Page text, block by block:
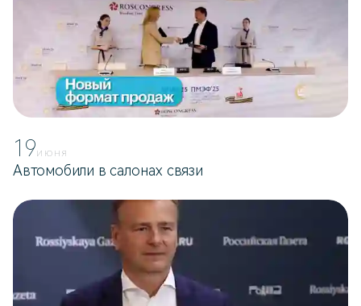
19 ИЮНЯ
Автомобили в салонах связи